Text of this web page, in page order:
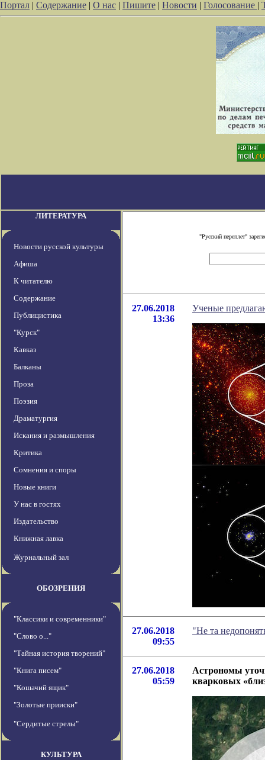
Портал | Содержание | О нас | Пишите | Новости | Голосование |
ЛИТЕРАТУРА
Новости русской культуры
Афиша
К читателю
Содержание
Публицистика
"Курск"
Кавказ
Балканы
Проза
Поэзия
Драматургия
Искания и размышления
Критика
Сомнения и споры
Новые книги
У нас в гостях
Издательство
Книжная лавка
Журнальный зал
ОБОЗРЕНИЯ
"Классики и современники"
"Слово о..."
"Тайная история творений"
"Книга писем"
"Кошачий ящик"
"Золотые прииски"
"Сердитые стрелы"
КУЛЬТУРА
"Русский переплет"
27.06.2018
13:36
Ученые
27.06.2018
09:55
"Не та
27.06.2018
05:59
Астрономы
кварковых